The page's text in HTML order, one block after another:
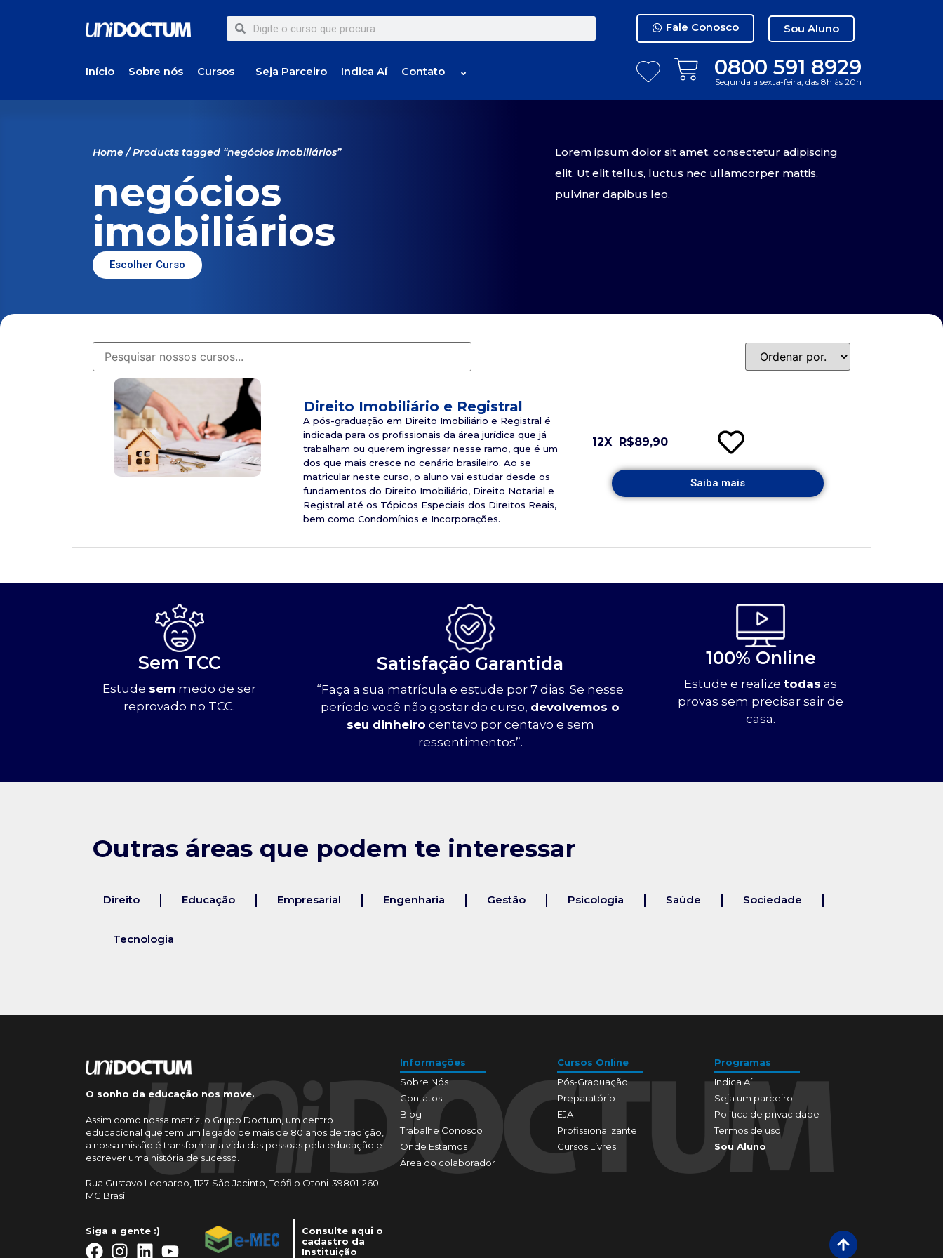
Fale Conosco Sou Aluno
Início Sobre nós Cursos Seja Parceiro Indica Aí Contato ⌄ 0800 591 8929
Segunda a sexta-feira, das 8h às 20h
Home/ Products tagged “negócios imobiliários”
negócios
imobiliários
Escolher Curso
Lorem ipsum dolor sit amet, consectetur adipiscing
elit. Ut elit tellus, luctus nec ullamcorper mattis,
pulvinar dapibus leo.
Direito Imobiliário e Registral
A pós-graduação em Direito Imobiliário e Registral é
indicada para os profissionais da área jurídica que já
trabalham ou querem ingressar nesse ramo, que é um
dos que mais cresce no cenário brasileiro. Ao se
matricular neste curso, o aluno vai estudar desde os
fundamentos do Direito Imobiliário, Direito Notarial e
Registral até os Tópicos Especiais dos Direitos Reais,
bem como Condomínios e Incorporações.
12X R$89,90
Saiba mais
Sem TCC
Estude sem medo de ser
reprovado no TCC.
Satisfação Garantida
“Faça a sua matrícula e estude por 7 dias. Se nesse
período você não gostar do curso, devolvemos o
seu dinheiro centavo por centavo e sem
ressentimentos”.
100% Online
Estude e realizetodas as
provas sem precisar sair de
casa.
Outras áreas que podem te interessar
Direito Educação Empresarial Engenharia Gestão Psicologia Saúde Sociedade
Tecnologia
O sonho da educação nos move.
Assim como nossa matriz, o Grupo Doctum, um centro
educacional que tem um legado de mais de 80 anos de tradição,
a nossa missão é transformar a vida das pessoas pela educação e
escrever uma história de sucesso.
Rua Gustavo Leonardo, 1127-São Jacinto, Teófilo Otoni-39801-260
MG Brasil
Informações
Sobre Nós
Contatos
Blog
Trabalhe Conosco
Onde Estamos
Área do colaborador
Cursos Online
Pós-Graduação
Preparatório
EJA
Profissionalizante
Cursos Livres
Programas
Indica Aí
Seja um parceiro
Política de privacidade
Termos de uso
Sou Aluno
Siga a gente :)
Consulte aqui o
cadastro da
Instituição